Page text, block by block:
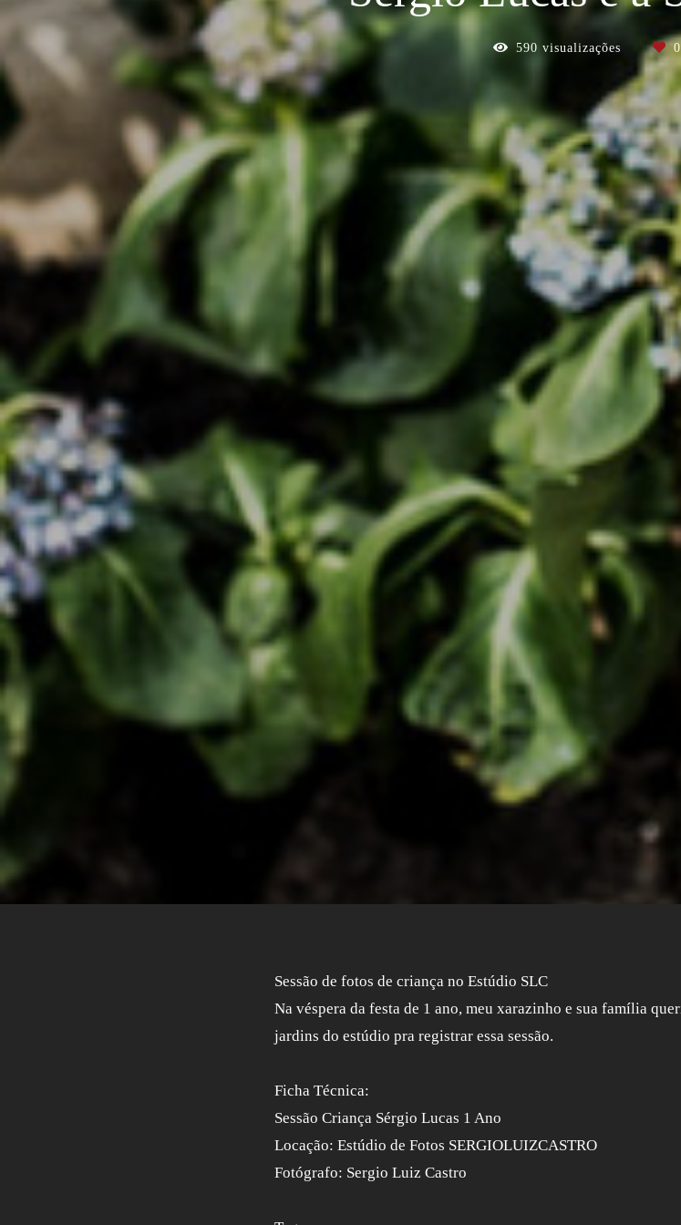
590 visualizações 0
Sessão de fotos de criança no Estúdio SLC
Na véspera da festa de 1 ano, meu xarazinho e sua família
jardins do estúdio pra registrar essa sessão.
Ficha Técnica:
Sessão Criança Sérgio Lucas 1 Ano
Locação: Estúdio de Fotos SERGIOLUIZCASTRO
Fotógrafo: Sergio Luiz Castro